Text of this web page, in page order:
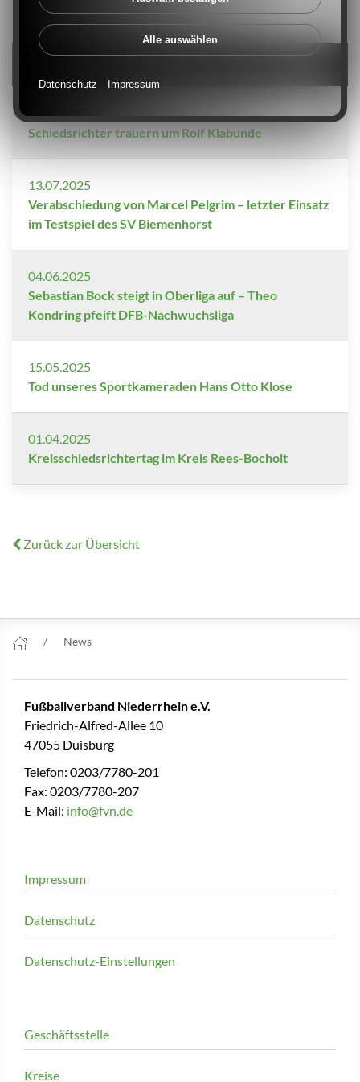
18.10.2025
Schiedsrichter trauern um Rolf Klabunde
13.07.2025
Verabschiedung von Marcel Pelgrim – letzter Einsatz
im Testspiel des SV Biemenhorst
04.06.2025
Sebastian Bock steigt in Oberliga auf – Theo
Kondring pfeift DFB-Nachwuchsliga
15.05.2025
Tod unseres Sportkameraden Hans Otto Klose
01.04.2025
Kreisschiedsrichtertag im Kreis Rees-Bocholt
Zurück zur Übersicht
News
Fußballverband Niederrhein e.V.
Friedrich-Alfred-Allee 10
47055 Duisburg
Telefon: 0203/7780-201
Fax: 0203/7780-207
E-Mail: info@fvn.de
Impressum
Datenschutz
Datenschutz-Einstellungen
Geschäftsstelle
Kreise
Alle auswählen
Datenschutz Impressum